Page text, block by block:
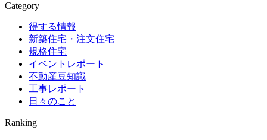
Category
得する情報
新築住宅・注文住宅
規格住宅
イベントレポート
不動産豆知識
工事レポート
日々のこと
Ranking